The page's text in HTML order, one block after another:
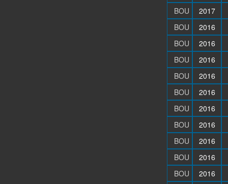
BOU
2017
BOU
2016
BOU
2016
BOU
2016
BOU
2016
BOU
2016
BOU
2016
BOU
2016
BOU
2016
BOU
2016
BOU
2016